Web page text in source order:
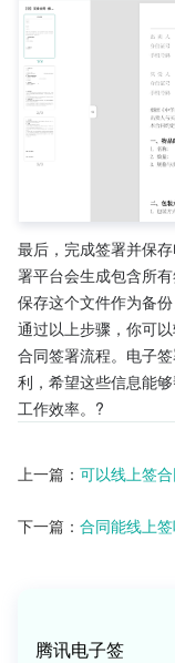
最后，完成签署并保
署平台会生成包含所
保存这个文件作为备
通过以上步骤，你可
合同签署流程。电子
利，希望这些信息能
工作效率。?
上一篇： 可以线上签
下一篇： 合同能线上
腾讯电子签